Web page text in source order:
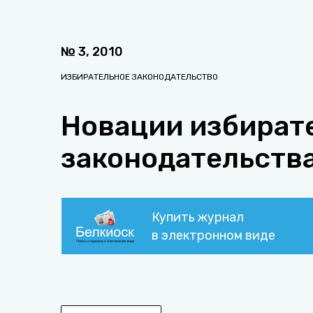
№ 3, 2010
ИЗБИРАТЕЛЬНОЕ ЗАКОНОДАТЕЛЬСТВО
Новации
Купить журнал
в электронном виде